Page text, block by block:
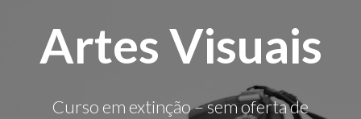
Artes Visuais
Curso em extinção – sem oferta de